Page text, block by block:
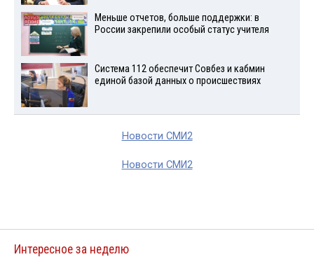
Меньше отчетов, больше поддержки: в
России закрепили особый статус учителя
Система 112 обеспечит Совбез и кабмин
единой базой данных о происшествиях
Новости СМИ2
Новости СМИ2
Интересное за неделю